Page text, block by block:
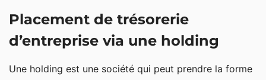
Placement de trésorerie
d’entreprise via une holding
Une holding est une société qui peut prendre la forme